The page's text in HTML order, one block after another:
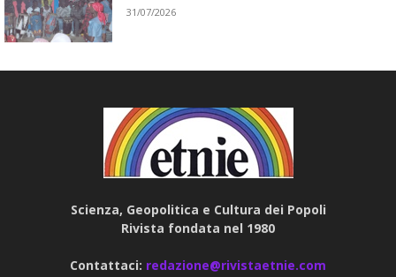
31/07/2026
Scienza, Geopolitica e Cultura dei Popoli
Rivista fondata nel 1980
Contattaci: redazione@rivistaetnie.com